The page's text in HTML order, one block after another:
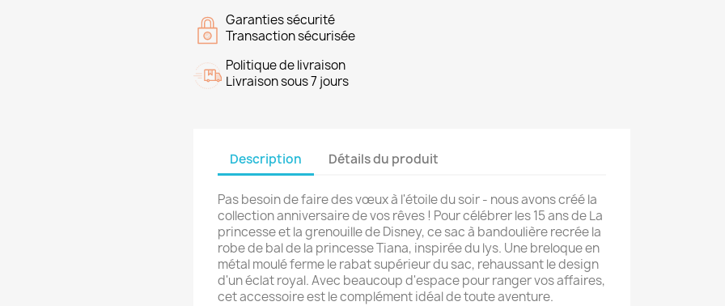
Garanties sécurité
Transaction sécurisée
Politique de livraison
Livraison sous 7 jours
Description Détails du produit
Pas besoin de faire des vœux à l'étoile du soir - nous avons créé la
collection anniversaire de vos rêves ! Pour célébrer les 15 ans de La
princesse et la grenouille de Disney, ce sac à bandoulière recrée la
robe de bal de la princesse Tiana, inspirée du lys. Une breloque en
métal moulé ferme le rabat supérieur du sac, rehaussant le design
d'un éclat royal. Avec beaucoup d'espace pour ranger vos affaires,
cet accessoire est le complément idéal de toute aventure.